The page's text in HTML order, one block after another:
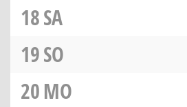
18SA
19SO
20MO